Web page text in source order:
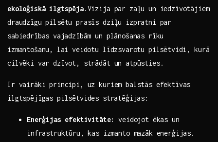
ekoloģiskā ilgtspēja.Vīzija par zaļu un iedzīvotājiem‍
draudzīgu pilsētu prasīs dziļu izpratni par
sabiedrības⁣ vajadzībām un plānošanas rīku
izmantošanu,⁣ lai veidotu līdzsvarotu pilsētvidi, kurā
cilvēki var dzīvot, strādāt un atpūsties.
Ir vairāki principi, uz kuriem balstās efektīvas
ilgtspējīgas pilsētvides⁢ stratēģijas:
Enerģijas efektivitāte:
veidojot ēkas un
infrastruktūru, kas izmanto mazāk enerģijas.